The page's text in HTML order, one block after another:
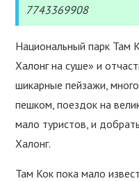
7743369908
Национальный парк Там
Халонг на суше» и
шикарные пейзажи,
пешком, поездок на
мало туристов, и
Халонг.
Там Кок пока мало